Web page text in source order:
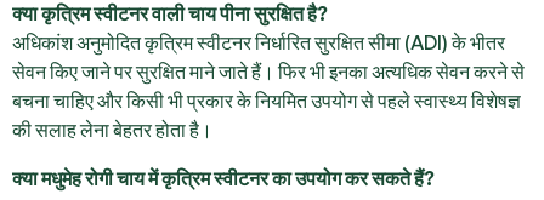
क्या कृत्रिम स्वीटनर वाली चाय पीना सुरक्षित है?
अधिकांश अनुमोदित कृत्रिम स्वीटनर निर्धारित सुरक्षित सीमा (ADI) के भीतर
सेवन किए जाने पर सुरक्षित माने जाते हैं। फिर भी इनका अत्यधिक सेवन करने से
बचना चाहिए और किसी भी प्रकार के नियमित उपयोग से पहले स्वास्थ्य विशेषज्ञ
की सलाह लेना बेहतर होता है।
क्या मधुमेह रोगी चाय में कृत्रिम स्वीटनर का उपयोग कर सकते हैं?